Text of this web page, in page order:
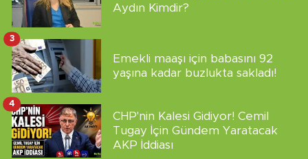
Aydın Kimdir?
Emekli maaşı için babasını 92
yaşına kadar buzlukta sakladı!
3
CHP'nin Kalesi Gidiyor! Cemil
Tugay İçin Gündem Yaratacak
AKP İddiası
4